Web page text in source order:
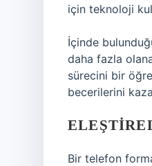
için teknoloji
İçinde
daha fazla
sürecini bir
becerilerini
Bir telefon